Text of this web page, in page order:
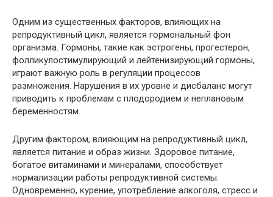
Одним из существенных факторов, влияющих на
репродуктивный цикл, является гормональный фон
организма. Гормоны, такие как эстрогены, прогестерон,
фолликулостимулирующий и лейтенизирующий гормоны,
играют важную роль в регуляции процессов
размножения. Нарушения в их уровне и дисбаланс могут
приводить к проблемам с плодородием и неплановым
беременностям.
Другим фактором, влияющим на репродуктивный цикл,
является питание и образ жизни. Здоровое питание,
богатое витаминами и минералами, способствует
нормализации работы репродуктивной системы.
Одновременно, курение, употребление алкоголя, стресс и